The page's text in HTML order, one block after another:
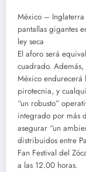
México –
pantallas gigantes
ley seca
El aforo será
cuadrado.
México endurecerá
pirotecnia, y
“un robusto”
integrado por más
asegurar “un
distribuidos entre
Fan Festival del
a las 12.00 horas.